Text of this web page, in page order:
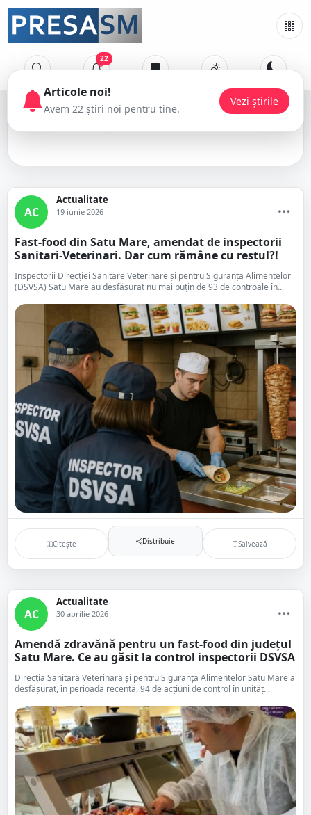
22
fast-food
AC
Actualitate
19 iunie 2026
Fast-food din Satu Mare, amendat de inspectorii
Sanitari-Veterinari. Dar cum rămâne cu restul?!
Inspectorii Direcției Sanitare Veterinare și pentru Siguranța Alimentelor
(DSVSA) Satu Mare au desfășurat nu mai puțin de 93 de controale în...
Citește Distribuie Salvează
AC
Actualitate
30 aprilie 2026
Amendă zdravănă pentru un fast-food din județul
Satu Mare. Ce au găsit la control inspectorii DSVSA
Direcția Sanitară Veterinară și pentru Siguranța Alimentelor Satu Mare a
desfășurat, în perioada recentă, 94 de acțiuni de control în unităț...